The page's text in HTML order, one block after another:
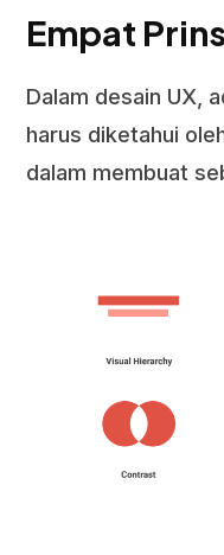
Empat
Dalam desain UX,
harus diketahui
dalam membuat